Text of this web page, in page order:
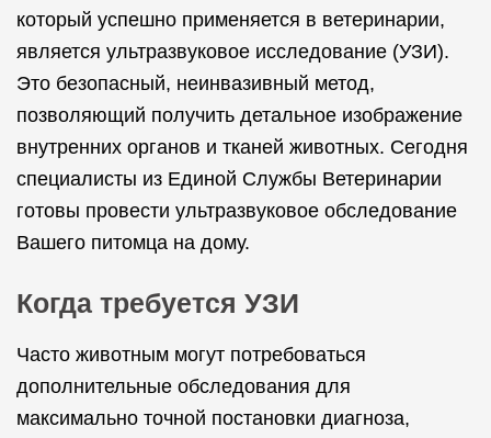
который успешно применяется в ветеринарии,
является ультразвуковое исследование (УЗИ).
Это безопасный, неинвазивный метод,
позволяющий получить детальное изображение
внутренних органов и тканей животных. Сегодня
специалисты из Единой Службы Ветеринарии
готовы провести ультразвуковое обследование
Вашего питомца на дому.
Когда требуется УЗИ
Часто животным могут потребоваться
дополнительные обследования для
максимально точной постановки диагноза,